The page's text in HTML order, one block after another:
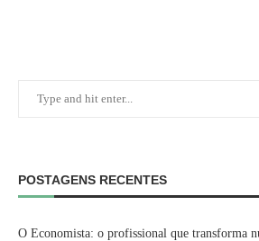
POSTAGENS RECENTES
O Economista: o profissional que transforma